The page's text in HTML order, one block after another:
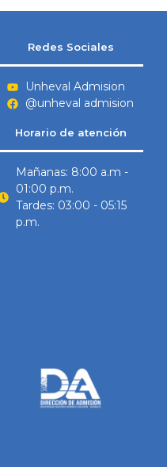
Redes Sociales
Unheval Admision
@unheval admision
Horario de atención
Mañanas: 8:00 a.m -
01:00 p.m.
Tardes: 03:00 - 05:15
p.m.